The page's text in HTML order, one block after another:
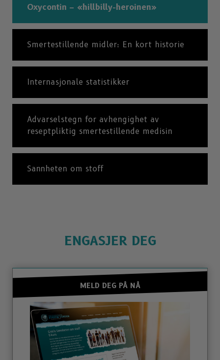
Oxycontin – «hillbilly-heroinen»
Smertestillende midler: En kort historie
Internasjonale statistikker
Advarselstegn for avhengighet av
reseptpliktig smertestillende medisin
Sannheten om stoff
ENGASJER DEG
MELD DEG PÅ NÅ